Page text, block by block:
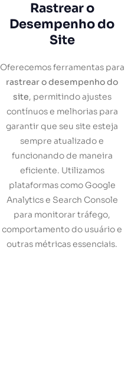
Rastrear o
Desempenho do
Site
Oferecemos ferramentas para
rastrear o desempenho do
site, permitindo ajustes
contínuos e melhorias para
garantir que seu site esteja
sempre atualizado e
funcionando de maneira
eficiente. Utilizamos
plataformas como Google
Analytics e Search Console
para monitorar tráfego,
comportamento do usuário e
outras métricas essenciais.